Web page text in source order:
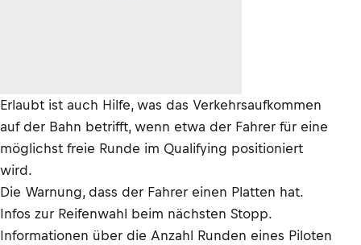
Erlaubt ist auch Hilfe, was das Verkehrsaufkommen
auf der Bahn betrifft, wenn etwa der Fahrer für eine
möglichst freie Runde im Qualifying positioniert
wird.
Die Warnung, dass der Fahrer einen Platten hat.
Infos zur Reifenwahl beim nächsten Stopp.
Informationen über die Anzahl Runden eines Piloten